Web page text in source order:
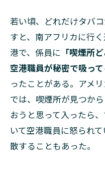
若い頃、どれだけタバ
すと、南アフリカに行
港で、係員に 「喫煙所ど
空港職員が秘密で吸っ
ったことがある。アメ
では、喫煙所が見つか
おうと思って入ったら
いて空港職員に怒られ
散することもあった。